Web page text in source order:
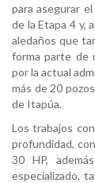
para asegurar
de la Etapa 4 y,
aledaños que
forma parte de
por la actual
más de 20
de Itapúa.
Los trabajos
profundidad,
30 HP,
especializado,